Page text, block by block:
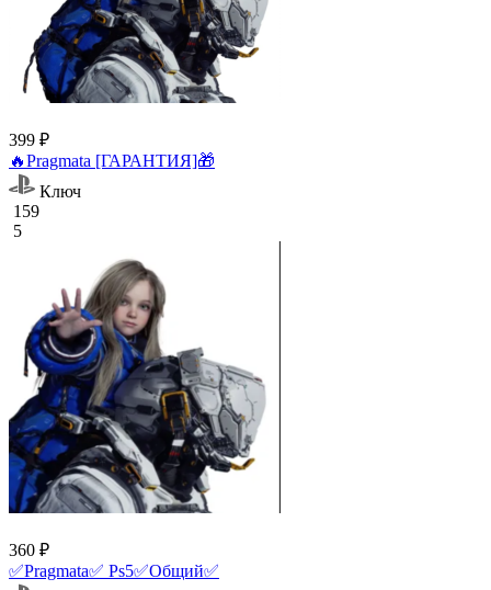
399 ₽
🔥Pragmata [ГАРАНТИЯ]🎁
Ключ
159
5
360 ₽
✅Pragmata✅ Ps5✅Общий✅